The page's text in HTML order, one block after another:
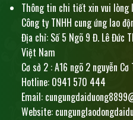
Thông tin chi tiết xin vui lòng
Công ty TNHH cung ứng lao
Địa chỉ: Số 5 Ngõ 9 Đ. Lê Đức
Việt Nam
Cơ sở 2 : A16 ngõ 2 nguyễn
Hotline: 0941 570 444
Email:
Website: